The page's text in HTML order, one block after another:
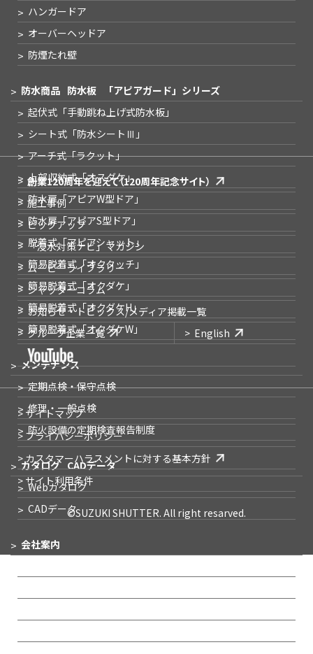
ハンガードア
オーバーヘッドア
防煙たれ壁
防水商品 防水板
「アピアガード」シリーズ
起伏式 「手動跳ね上げ式防水板」
シート式 「防水シートⅢ」
アーチ式「ラクット」
上部収納式「オスダケ」
防水扉「アピアW型ドア」
防水扉「アピアS型ドア」
脱着式「アピアシャット」
簡易脱着式「オクタッチ」
簡易脱着式「オクダケ」
簡易脱着式「オクダケH」
簡易脱着式「オクダケW」
メンテナンス
定期点検・保守点検
修理・一般点検
防火設備の定期検査報告制度
カタログ CADデータ
Webカタログ
CADデータ
会社案内
創業120周年を迎えて（120周年記念サイト）
施工事例
ピックアップ
「浸水対策ナビ」マガジン
ムービーライブラリー
シャッターコラム
お知らせ・トピックス/メディア掲載一覧
グループ企業一覧
English
> サイトマップ
> プライバシーポリシー
> カスタマーハラスメントに対する基本方針
> サイト利用条件
©SUZUKI SHUTTER. All right resarved.